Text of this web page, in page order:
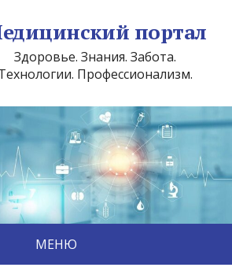
портал
Здоровье. Знания. Забота.
Профессионализм.
МЕНЮ